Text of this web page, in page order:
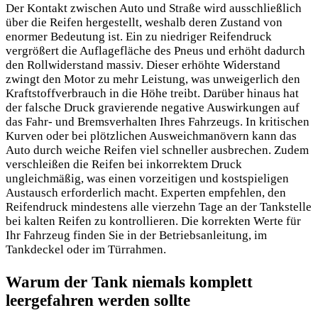
Der Kontakt zwischen Auto und Straße wird ausschließlich
über die Reifen hergestellt, weshalb deren Zustand von
enormer Bedeutung ist. Ein zu niedriger Reifendruck
vergrößert die Auflagefläche des Pneus und erhöht dadurch
den Rollwiderstand massiv. Dieser erhöhte Widerstand
zwingt den Motor zu mehr Leistung, was unweigerlich den
Kraftstoffverbrauch in die Höhe treibt. Darüber hinaus hat
der falsche Druck gravierende negative Auswirkungen auf
das Fahr- und Bremsverhalten Ihres Fahrzeugs. In kritischen
Kurven oder bei plötzlichen Ausweichmanövern kann das
Auto durch weiche Reifen viel schneller ausbrechen. Zudem
verschleißen die Reifen bei inkorrektem Druck
ungleichmäßig, was einen vorzeitigen und kostspieligen
Austausch erforderlich macht. Experten empfehlen, den
Reifendruck mindestens alle vierzehn Tage an der Tankstelle
bei kalten Reifen zu kontrollieren. Die korrekten Werte für
Ihr Fahrzeug finden Sie in der Betriebsanleitung, im
Tankdeckel oder im Türrahmen.
Warum der Tank niemals komplett
leergefahren werden sollte